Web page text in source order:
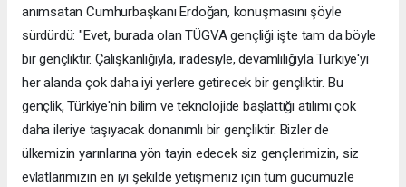
anımsatan Cumhurbaşkanı Erdoğan, konuşmasını şöyle
sürdürdü: "Evet, burada olan TÜGVA gençliği işte tam da böyle
bir gençliktir. Çalışkanlığıyla, iradesiyle, devamlılığıyla Türkiye'yi
her alanda çok daha iyi yerlere getirecek bir gençliktir. Bu
gençlik, Türkiye'nin bilim ve teknolojide başlattığı atılımı çok
daha ileriye taşıyacak donanımlı bir gençliktir. Bizler de
ülkemizin yarınlarına yön tayin edecek siz gençlerimizin, siz
evlatlarımızın en iyi şekilde yetişmeniz için tüm gücümüzle